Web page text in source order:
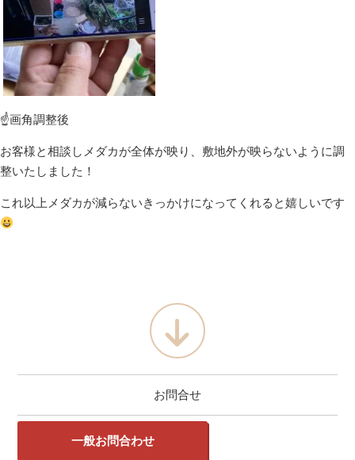
☝画角調整後
お客様と相談しメダカが全体が映り、敷地外が映らないように調
整いたしました！
これ以上メダカが減らないきっかけになってくれると嬉しいです
お問合せ
一般お問合わせ